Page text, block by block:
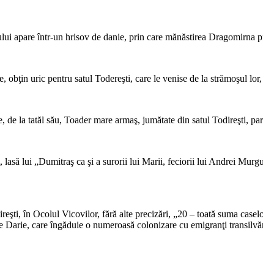
apare într-un hrisov de danie, prin care mănăstirea
uric pentru satul Todereşti, care le venise de la strămoşul
la tatăl său, Toader mare armaş, jumătate din satul Todireşti,
lui „Dumitraş ca şi a surorii lui Marii, feciorii lui Andrei
în Ocolul Vicovilor, fără alte precizări, „20 – toată suma
care îngăduie o numeroasă colonizare cu emigranţi